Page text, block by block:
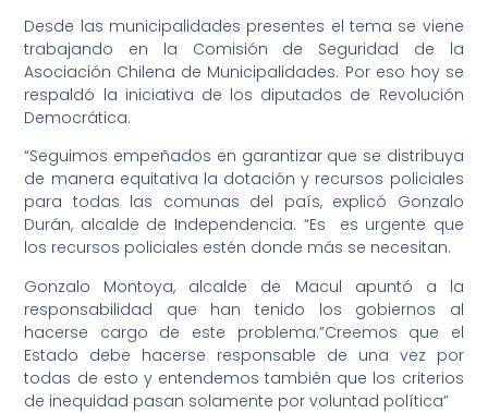
Desde las municipalidades presentes el tema se viene
trabajando en la Comisión de Seguridad de la
Asociación Chilena de Municipalidades. Por eso hoy se
respaldó la iniciativa de los diputados de Revolución
Democrática.
“Seguimos empeñados en garantizar que se distribuya
de manera equitativa la dotación y recursos policiales
para todas las comunas del país, explicó Gonzalo
Durán, alcalde de Independencia. “Es es urgente que
los recursos policiales estén donde más se necesitan.
Gonzalo Montoya, alcalde de Macul apuntó a la
responsabilidad que han tenido los gobiernos al
hacerse cargo de este problema.”Creemos que el
Estado debe hacerse responsable de una vez por
todas de esto y entendemos también que los criterios
de inequidad pasan solamente por voluntad política”